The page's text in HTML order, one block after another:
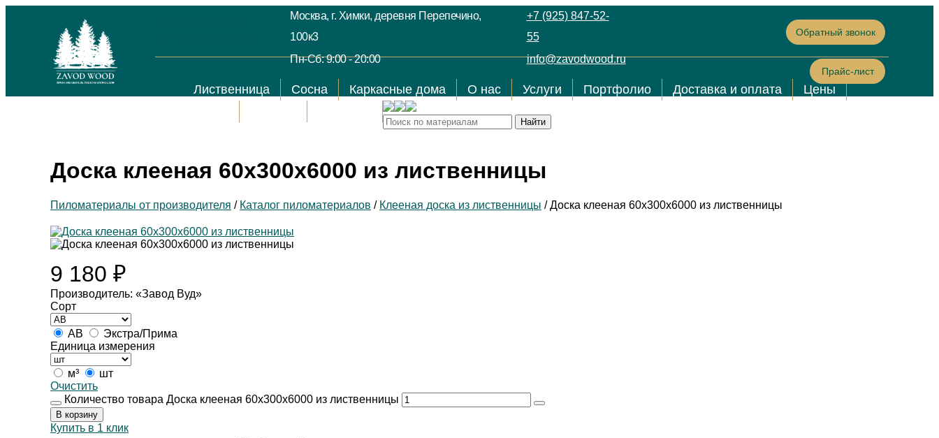
Москва, г. Химки, деревня Перепечино,
100к3
Пн-Сб: 9:00 - 20:00
+7 (925) 847-52-
55
info@zavodwood.ru
Обратный звонок
Прайс-лист
Лиственница Сосна Каркасные дома О нас Услуги Портфолио Доставка и оплата
Цены
Доска клееная 60х300х6000 из лиственницы
Пиломатериалы от производителя / Каталог пиломатериалов / Клееная доска из лиственницы /Доска клееная 60х300х6000 из лиственницы
9 180 ₽
Производитель: «Завод Вуд»
Сорт
АВ
Экстра/Прима
Единица измерения
м³
шт
Очистить
Количество товара Доска клееная 60х300х6000 из лиственницы
В корзину
Купить в 1 клик